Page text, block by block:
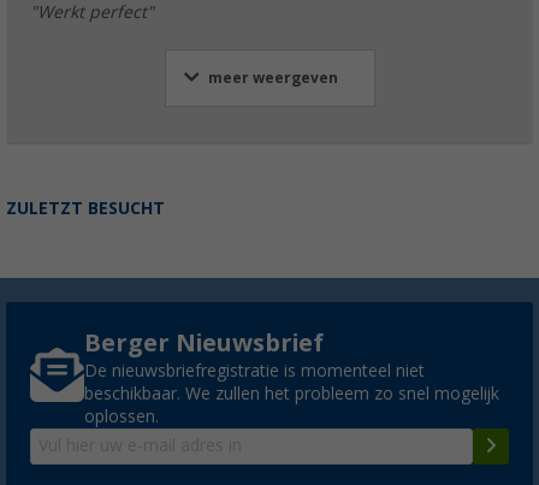
"Werkt perfect"
meer weergeven
ZULETZT BESUCHT
Berger Nieuwsbrief
De nieuwsbriefregistratie is momenteel niet
beschikbaar. We zullen het probleem zo snel mogelijk
oplossen.